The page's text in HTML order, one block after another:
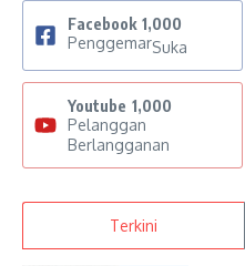
Facebook 1,000
PenggemarSuka
Youtube 1,000
Pelanggan
Berlangganan
Terkini